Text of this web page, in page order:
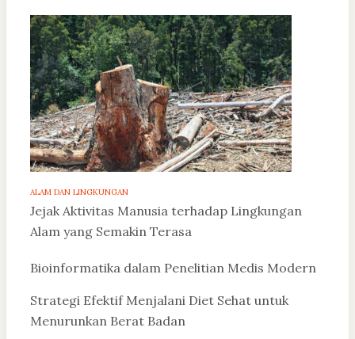
ALAM DAN LINGKUNGAN
Jejak Aktivitas Manusia terhadap Lingkungan
Alam yang Semakin Terasa
Bioinformatika dalam Penelitian Medis Modern
Strategi Efektif Menjalani Diet Sehat untuk
Menurunkan Berat Badan